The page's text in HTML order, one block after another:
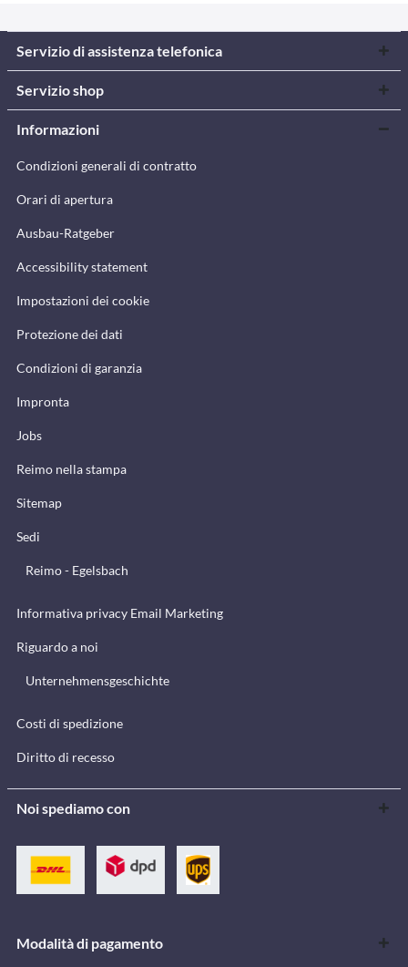
Servizio di assistenza telefonica
Servizio shop
Informazioni
Condizioni generali di contratto
Orari di apertura
Ausbau-Ratgeber
Accessibility statement
Impostazioni dei cookie
Protezione dei dati
Condizioni di garanzia
Impronta
Jobs
Reimo nella stampa
Sitemap
Sedi
Reimo - Egelsbach
Informativa privacy Email Marketing
Riguardo a noi
Unternehmensgeschichte
Costi di spedizione
Diritto di recesso
Noi spediamo con
Modalità di pagamento